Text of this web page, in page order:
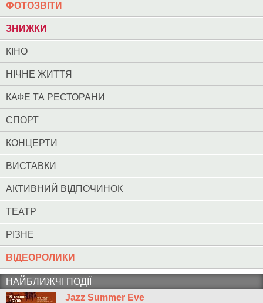
ФОТОЗВІТИ
ЗНИЖКИ
КІНО
НІЧНЕ ЖИТТЯ
КАФЕ ТА РЕСТОРАНИ
СПОРТ
КОНЦЕРТИ
ВИСТАВКИ
АКТИВНИЙ ВІДПОЧИНОК
ТЕАТР
РІЗНЕ
ВІДЕОРОЛИКИ
НАЙБЛИЖЧІ ПОДІЇ
Jazz Summer Eve